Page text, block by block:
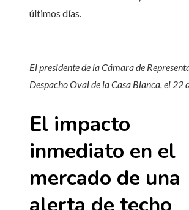
últimos días.
El presidente de la Cámara de
Despacho Oval de la Casa Blanca, el
El impacto
inmediato en el
mercado de una